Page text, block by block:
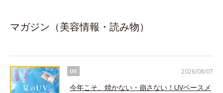
マガジン（美容情報・読み物）
UV
今年こそ、焼かない・崩さない！UVベースメ
2026/08/07